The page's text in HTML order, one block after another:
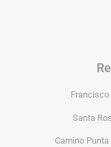
Francisco
Santa
Camino